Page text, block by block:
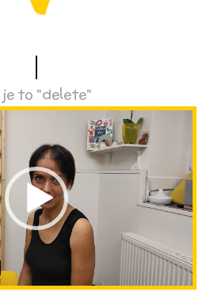
1
je to "delete"